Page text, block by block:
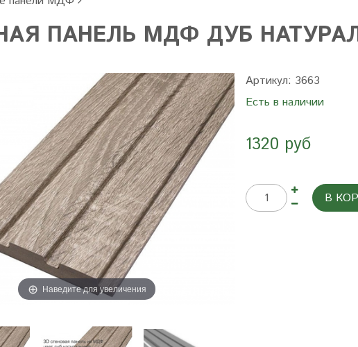
ПАНЕЛЬ МДФ ДУБ
Наведите для увеличения
Артикул: 3663
Есть в наличии
1320 руб
В